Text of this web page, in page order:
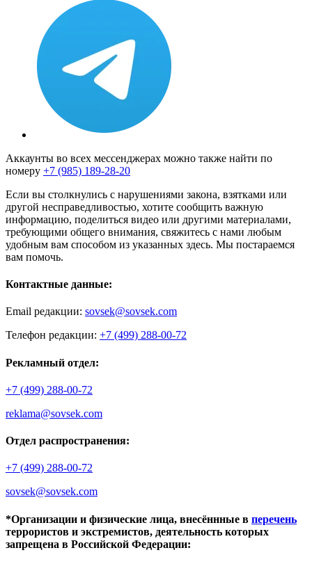
Аккаунты во всех мессенджерах можно также найти по
номеру +7 (985) 189-28-20
Если вы столкнулись с нарушениями закона, взятками или
другой несправедливостью, хотите сообщить важную
информацию, поделиться видео или другими материалами,
требующими общего внимания, свяжитесь с нами любым
удобным вам способом из указанных здесь. Мы постараемся
вам помочь.
Контактные данные:
Email редакции: sovsek@sovsek.com
Телефон редакции: +7 (499) 288-00-72
Рекламный отдел:
+7 (499) 288-00-72
reklama@sovsek.com
Отдел распространения:
+7 (499) 288-00-72
sovsek@sovsek.com
*Организации и физические лица, внесённные в перечень
террористов и экстремистов, деятельность которых
запрещена в Российской Федерации: